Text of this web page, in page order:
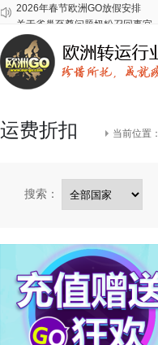
关于雀巢至尊问题奶粉召回事宜
2026年春节欧洲GO放假安排
运费折扣 当前位置：
搜索：